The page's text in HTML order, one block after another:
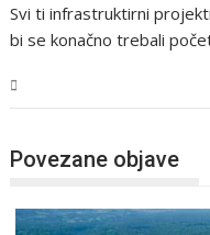
Svi ti infrastruktirni
bi se konačno trebali
Povezane objave